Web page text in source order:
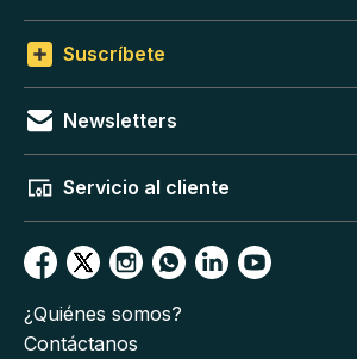
Suscríbete
Newsletters
Servicio al cliente
¿Quiénes somos?
Contáctanos